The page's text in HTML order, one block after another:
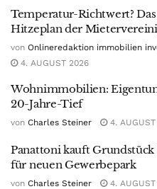
Temperatur-Richtwert?
Hitzeplan der
von Onlineredaktion immobilien
4. AUGUST 2026
Wohnimmobilien:
20-Jahre-Tief
von Charles Steiner 4.
Panattoni kauft Grundstück
für neuen Gewerbepark
von Charles Steiner 4.